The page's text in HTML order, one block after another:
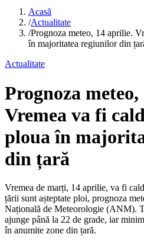
Acasă
/Actualitate
/Prognoza meteo, 14 aprilie.
în majoritatea regiunilor din
Actualitate
Prognoza
Vremea va fi
ploua în
din țară
Vremea de marți, 14 aprilie, va fi
țării sunt așteptate ploi, prognoza
Națională de Meteorologie (ANM).
ajunge până la 22 de grade, iar
în anumite zone din țară.